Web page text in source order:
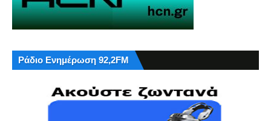
Ράδιο Ενημέρωση 92,2FM